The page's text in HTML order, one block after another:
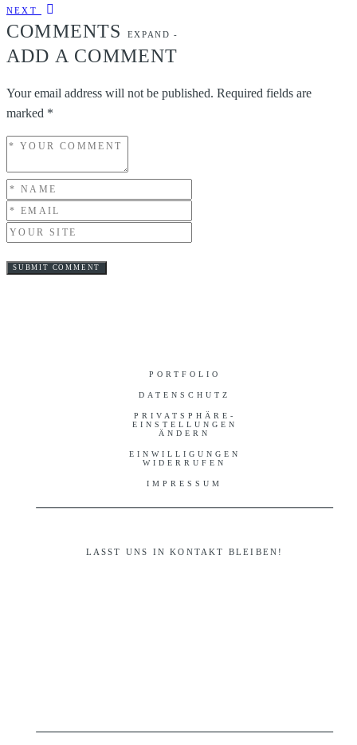
NEXT
COMMENTS EXPAND -
ADD A COMMENT
Your email address will not be published. Required fields are
marked *
PORTFOLIO
DATENSCHUTZ
PRIVATSPHÄRE-
EINSTELLUNGEN
ÄNDERN
EINWILLIGUNGEN
WIDERRUFEN
IMPRESSUM
LASST UNS IN KONTAKT BLEIBEN!